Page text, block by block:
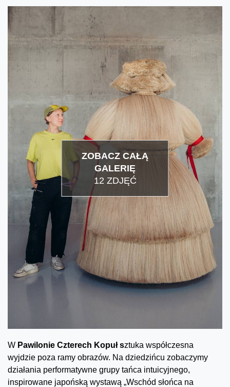
ZOBACZ CAŁĄ
GALERIĘ
12 ZDJĘĆ
W Pawilonie Czterech Kopuł sztuka współczesna
wyjdzie poza ramy obrazów. Na dziedzińcu zobaczymy
działania performatywne grupy tańca intuicyjnego,
inspirowane japońską wystawą „Wschód słońca na